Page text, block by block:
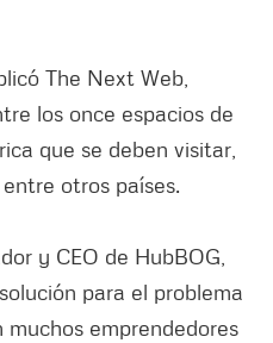
The Next Web,
los once espacios de
que se deben visitar,
otros países.
y CEO de HubBOG,
para el problema
emprendedores